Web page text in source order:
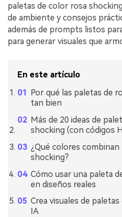
paletas de color rosa
de ambiente y consejos
además de prompts listos
para generar visuales que
En este artículo
Por qué las paletas de
tan bien
Más de 20 ideas de
shocking (con códigos
¿Qué colores
shocking?
Cómo usar una paleta
en diseños reales
Crea visuales de
IA